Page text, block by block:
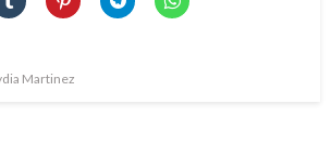
Martinez